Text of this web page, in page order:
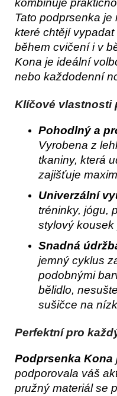
kombinuje
Tato podprsenka je
které chtějí
během cvičení i v
Kona je ideální
nebo každodenní
Klíčové vlastnosti
Pohodlný a
Vyrobena z
tkaniny, která
zajišťuje
Univerzální
tréninky, jógu,
stylový
Snadná
jemný cyklus
podobnými
bělidlo,
sušičce na
Perfektní pro
Podprsenka Kona
podporovala váš
pružný materiál se